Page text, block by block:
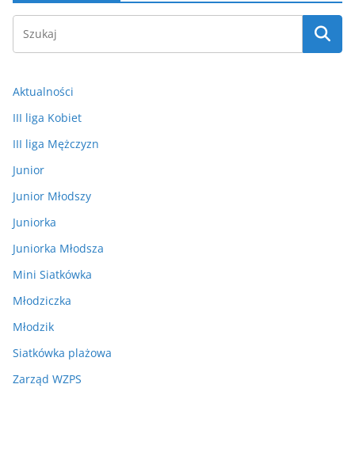
Aktualności
III liga Kobiet
III liga Mężczyzn
Junior
Junior Młodszy
Juniorka
Juniorka Młodsza
Mini Siatkówka
Młodziczka
Młodzik
Siatkówka plażowa
Zarząd WZPS